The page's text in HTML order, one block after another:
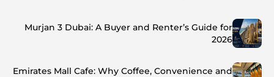
Murjan 3 Dubai: A Buyer and Renter’s Guide for
2026
Emirates Mall Cafe: Why Coffee, Convenience and